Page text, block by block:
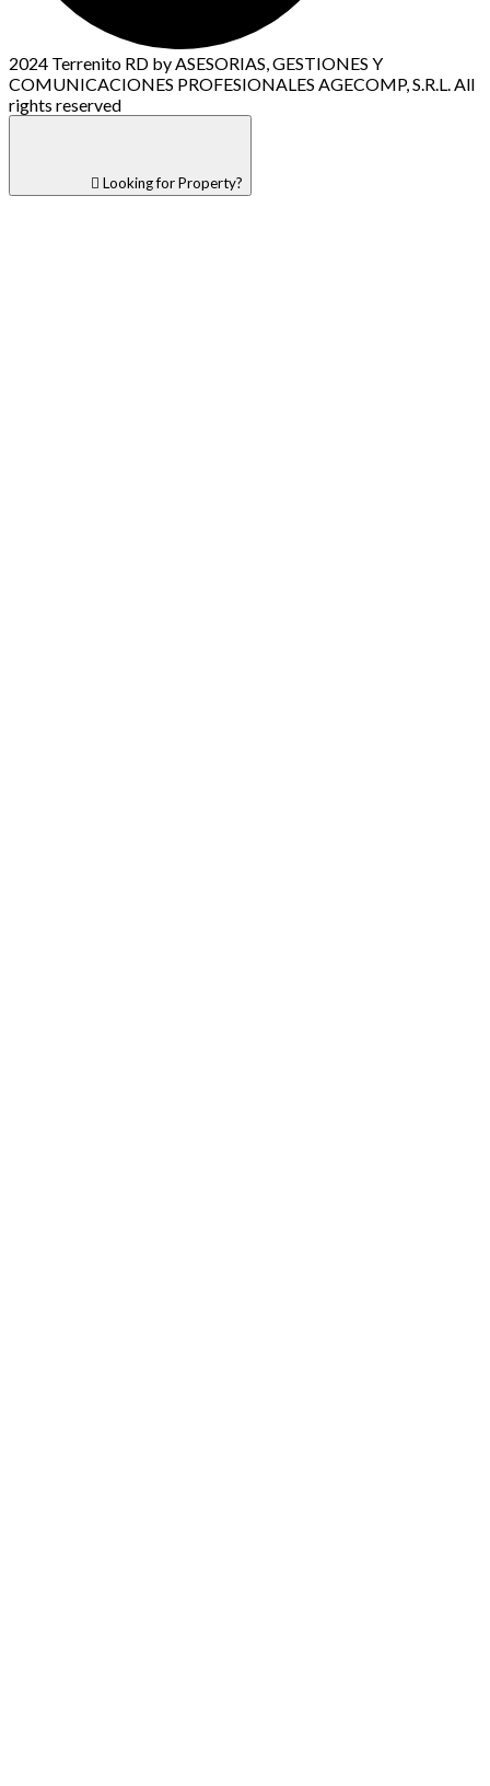
2024 Terrenito RD by ASESORIAS, GESTIONES Y
COMUNICACIONES PROFESIONALES AGECOMP, S.R.L. All
rights reserved
Looking for Property?